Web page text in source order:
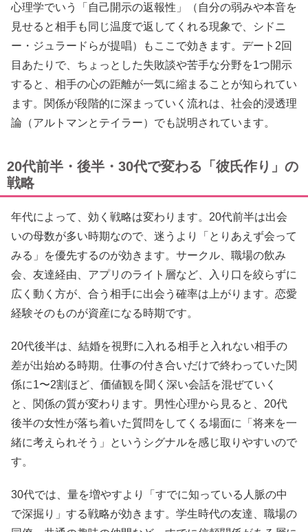
心理学でいう「自己開示の返報性」（自分の弱みや本音を
見せると相手も同じ温度で返してくれる現象で、シドニ
ー・ジュラードらが提唱）もここで効きます。デート2回
目あたりで、ちょっとした失敗談や苦手な分野を1つ開示
すると、相手の心の距離が一気に縮まることが知られてい
ます。関係が段階的に深まっていく流れは、社会的浸透理
論（アルトマンとテイラー）でも説明されています。
20代前半・後半・30代で変わる「彼氏作り」の
戦略
年代によって、効く戦略は変わります。20代前半は出会
いの母数が多い時期なので、迷うより「とりあえず会って
みる」を優先するのが効きます。サークル、職場の飲み
会、友達経由、アプリのライト層など、入り口を絞らずに
広く動く方が、合う相手に出会う確率は上がります。恋愛
経験そのものが資産になる時期です。
20代後半は、結婚を視野に入れる相手と入れない相手の
差が出始める時期。仕事の付き合いだけで終わっていた関
係に1〜2割ほど、価値観を聞く深い会話を混ぜていく
と、関係の質が変わります。男性心理から見ると、20代
後半の女性が落ち着いた質問をしてくる場面に「将来を一
緒に考えられそう」というシグナルを感じ取りやすいので
す。
30代では、量を増やすより「すでに知っている人脈の中
で深掘り」する戦略が効きます。学生時代の友達、職場の